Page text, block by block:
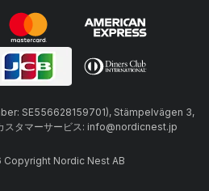
SE556628159701), Stämpelvägen 3,
タマーサービス: info@nordicnest.jp
Nordic Nest AB